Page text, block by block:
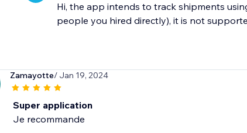
Hi, the app intends to track shipments
people you hired directly), it is not
Zamayotte/ Jan 19, 2024
Super application
Je recommande